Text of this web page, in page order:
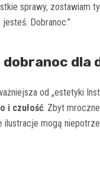
sprawy, zostawiam
Dobranoc.”
dla
od „estetyki
i czułość. Zbyt
ilustracje mogą